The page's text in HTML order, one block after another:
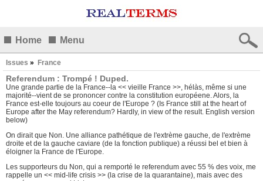
Home Menu
Issues » France
Referendum : Trompé ! Duped.
Une grande partie de la France--la << vieille France >>, hélàs, même si une
majorité--vient de se prononcer contre la constitution européene. Alors, la
France est-elle toujours au coeur de l'Europe ? (Is France still at the heart of
Europe after the May referendum? Hardly, in view of the result. English version
below)
On dirait que Non. Une alliance pathétique de l'extrème gauche, de l'extrème
droite et de la gauche caviare (de la fonction publique) a réussi bel et bien à
éloigner la France de l'Europe.
Les supporteurs du Non, qui a remporté le referendum avec 55 % des voix, me
rappelle un << mid-life crisis >> (la crise de la quarantaine), mais avec des